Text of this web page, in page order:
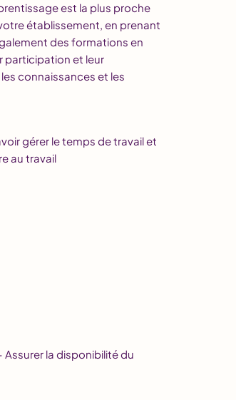
est la plus proche
établissement, en prenant
des formations en
participation et leur
connaissances et les
gérer le temps de travail et
au travail
Assurer la disponibilité du